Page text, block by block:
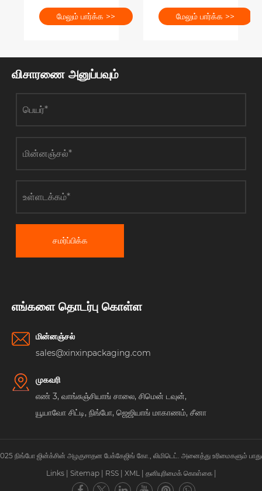
மேலும் பார்க்க >> மேலும் பார்க்க >>
விசாரணை அனுப்பவும்
சமர்ப்பிக்க
எங்களை தொடர்பு கொள்ள
மின்னஞ்சல்
sales@xinxinpackaging.com
முகவரி
எண் 3, வாங்சுஞ்சியாங் சாலை, சிமென் டவுன்,
யூயாவோ சிட்டி, நிங்போ, ஜெஜியாங் மாகாணம், சீனா
2025 நிங்போ ஜின்க்சின் அழகுசாதன பேக்கேஜிங் கோ., லிமிடெட். அனைத்து உரிமைகளும்
Links
Sitemap RSS XML தனியுரிமைக் கொள்கை